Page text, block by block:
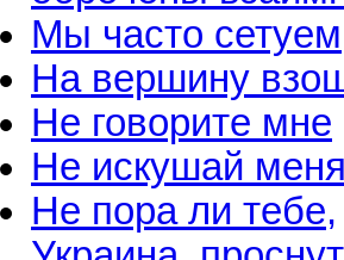
Мы часто сетуем
На вершину
Не говорите мне
Не искушай
Не пора ли тебе,